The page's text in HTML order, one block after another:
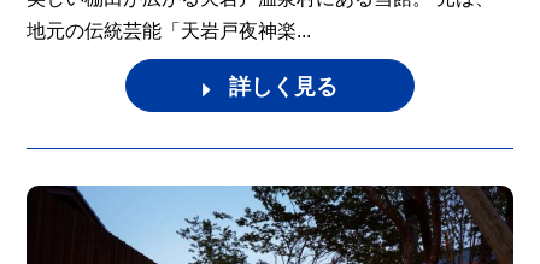
地元の伝統芸能「天岩戸夜神楽...
詳しく見る